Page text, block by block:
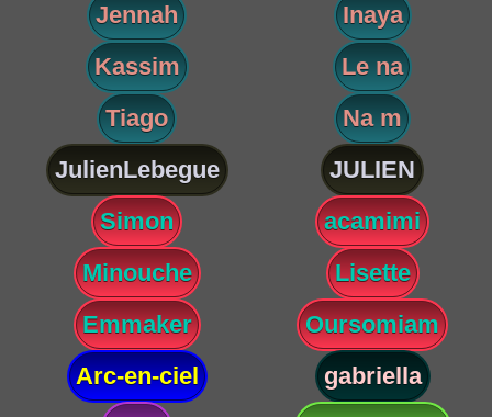
Jennah
Inaya
Kassim
Le na
Tiago
Na m
JulienLebegue
JULIEN
Simon
acamimi
Minouche
Lisette
Emmaker
Oursomiam
Arc-en-ciel
gabriella